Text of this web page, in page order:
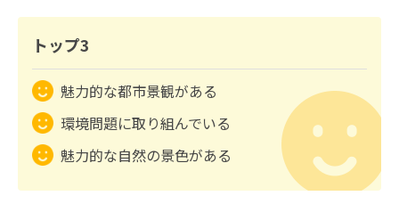
トップ3
魅力的な都市景観がある
環境問題に取り組んでいる
魅力的な自然の景色がある